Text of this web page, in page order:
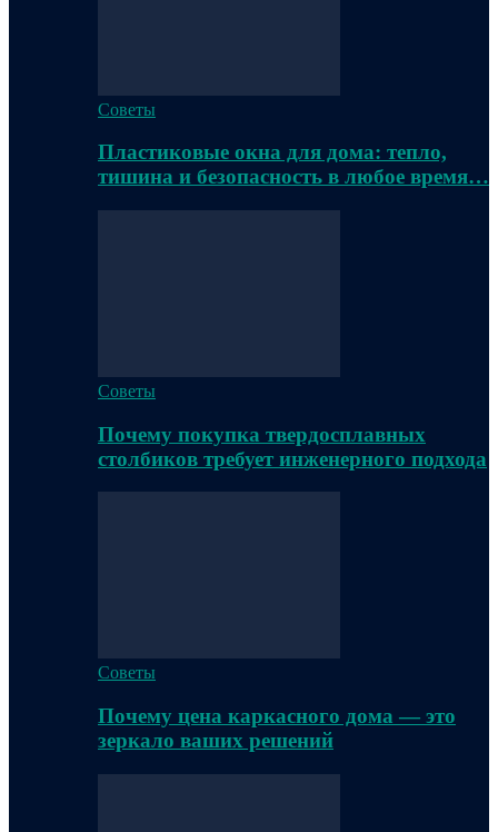
Советы
Пластиковые окна для дома: тепло,
тишина и безопасность в любое время…
Советы
Почему покупка твердосплавных
столбиков требует инженерного подхода
Советы
Почему цена каркасного дома — это
зеркало ваших решений